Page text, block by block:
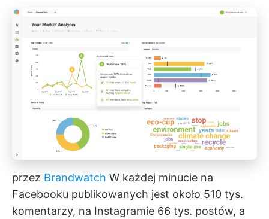
przez Brandwatch W każdej minucie na
Facebooku publikowanych jest około 510 tys.
komentarzy, na Instagramie 66 tys. postów, a